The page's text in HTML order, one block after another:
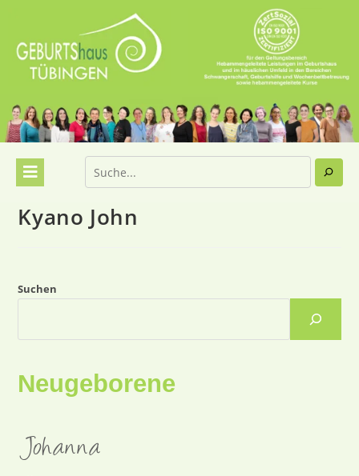
Kyano John
Suchen
Neugeborene
Johanna